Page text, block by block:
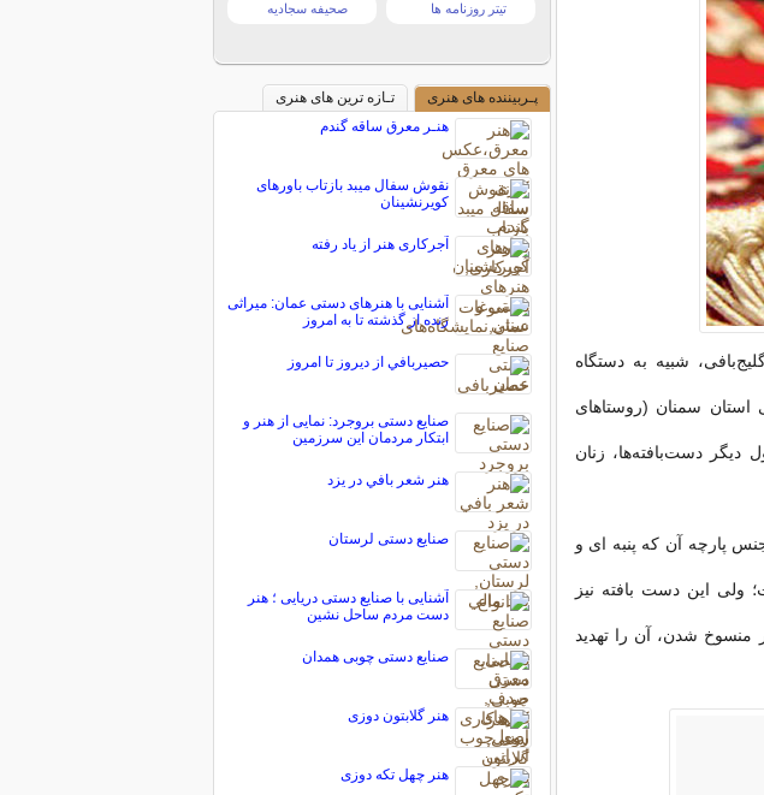
شبیه به دستگاه
استان سمنان (روستاهای
دیگر دست‌بافته‌ها، زنان
پارچه‌ آن كه پنبه‌ ای و
این دست‌ بافته ‌نیز
منسوخ شدن، آن را تهدید
تیتر روزنامه ها صحیفه سجادیه
پـربیننده های هنری
تـازه ترین های هنری
هنـر معرق ساقه گندم
نقوش سفال میبد بازتاب باورهای
کویرنشینان
آجرکاری هنر از یاد رفته
آشنایی با هنرهای دستی عمان: میراثی
زنده از گذشته تا به امروز
حصيربافي از ديروز تا امروز
صنایع دستی بروجرد: نمایی از هنر و
ابتکار مردمان این سرزمین
هنر شعر بافي در يزد
صنایع دستی لرستان
آشنایی با صنایع دستی دریایی ؛ هنر
دست مردم ساحل نشین
صنایع دستی چوبی همدان
هنر گلابتون دوزی
هنر چهل تکه دوزی